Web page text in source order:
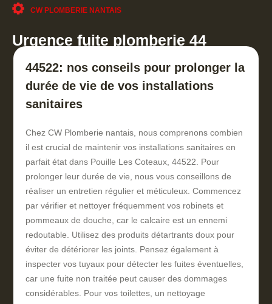
CW PLOMBERIE NANTAIS
Urgence fuite plomberie 44
44522: nos conseils pour prolonger la
durée de vie de vos installations
sanitaires
Chez CW Plomberie nantais, nous comprenons combien
il est crucial de maintenir vos installations sanitaires en
parfait état dans Pouille Les Coteaux, 44522. Pour
prolonger leur durée de vie, nous vous conseillons de
réaliser un entretien régulier et méticuleux. Commencez
par vérifier et nettoyer fréquemment vos robinets et
pommeaux de douche, car le calcaire est un ennemi
redoutable. Utilisez des produits détartrants doux pour
éviter de détériorer les joints. Pensez également à
inspecter vos tuyaux pour détecter les fuites éventuelles,
car une fuite non traitée peut causer des dommages
considérables. Pour vos toilettes, un nettoyage